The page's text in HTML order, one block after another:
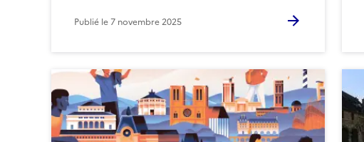
Publié le7 novembre 2025